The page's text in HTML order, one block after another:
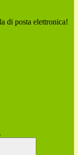
di posta elettronica!